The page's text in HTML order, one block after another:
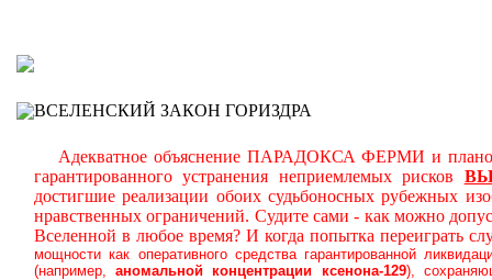
ВСЕЛЕНСКИЙ ЗАКОН ГОРИЗДРА
Адекватное объяснение ПАРАДОКСА ФЕРМИ и
гарантированного устранения неприемлемых рисков
достигшие реализации обоих судьбоносных рубежных
нравственных ограничений. Судите сами - как можно
Вселенной в любое время? И когда попытка переиграть
мощности как оперативного средства гарантированной
(например,аномальнойконцентрации ксенона-129),